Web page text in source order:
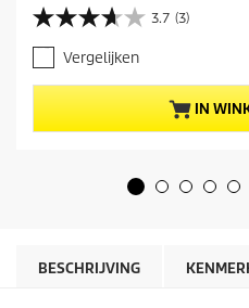
i
d
i
g
e
p
r
3.7 (3)
3
.
7
v
a
n
Vergelijken
IN
BESCHRIJVING